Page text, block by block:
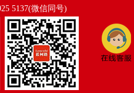
5137(微信同号)